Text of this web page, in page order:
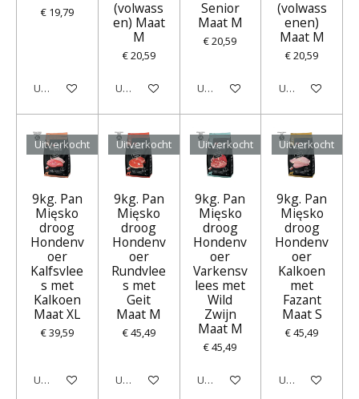
€ 19,79
Uitverkocht
(volwass
en) Maat
M
€ 20,59
Uitverkocht
Senior
Maat M
€ 20,59
Uitverkocht
(volwass
enen)
Maat M
€ 20,59
Uitverkocht
Uitverkocht
9kg. Pan
Mięsko
droog
Hondenv
oer
Kalfsvlee
s met
Kalkoen
Maat XL
€ 39,59
Uitverkocht
Uitverkocht
9kg. Pan
Mięsko
droog
Hondenv
oer
Rundvlee
s met
Geit
Maat M
€ 45,49
Uitverkocht
Uitverkocht
9kg. Pan
Mięsko
droog
Hondenv
oer
Varkensv
lees met
Wild
Zwijn
Maat M
€ 45,49
Uitverkocht
Uitverkocht
9kg. Pan
Mięsko
droog
Hondenv
oer
Kalkoen
met
Fazant
Maat S
€ 45,49
Uitverkocht